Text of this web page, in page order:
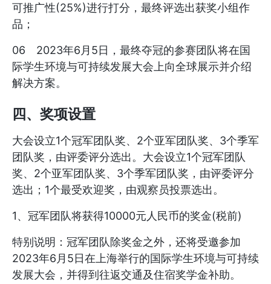
可推广性(25%)进行打分，最终评选出获奖小组作
品；
06 2023年6月5日，最终夺冠的参赛团队将在国
际学生环境与可持续发展大会上向全球展示并介绍
解决方案。
四、奖项设置
大会设立1个冠军团队奖、2个亚军团队奖、3个季军
团队奖，由评委评分选出。大会设立1个冠军团队
奖、2个亚军团队奖、3个季军团队奖，由评委评分
选出；1个最受欢迎奖，由观察员投票选出。
1、冠军团队将获得10000元人民币的奖金(税前)
特别说明：冠军团队除奖金之外，还将受邀参加
2023年6月5日在上海举行的国际学生环境与可持续
发展大会，并得到往返交通及住宿奖学金补助。